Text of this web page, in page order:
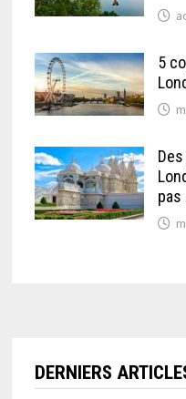
5
pas
DERNIERS